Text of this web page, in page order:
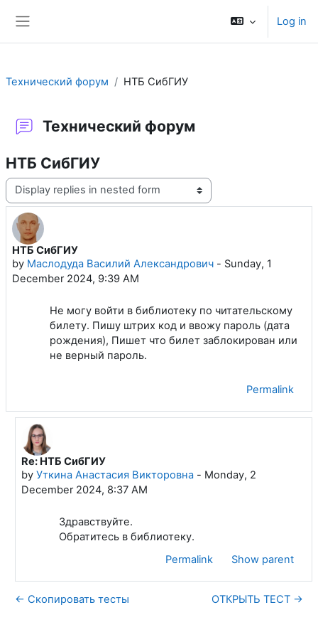
Log in
Технический форум НТБ СибГИУ
Технический форум
НТБ СибГИУ
Display mode
НТБ СибГИУ
by Маслодуда Василий Александрович - Sunday, 1
December 2024, 9:39 AM
Number of replies: 1
Не могу войти в библиотеку по читательскому
билету. Пишу штрих код и ввожу пароль (дата
рождения), Пишет что билет заблокирован или
не верный пароль.
Permalink
In reply to Маслодуда Василий Александрович
Re: НТБ СибГИУ
by Уткина Анастасия Викторовна- Monday, 2
December 2024, 8:37 AM
Здравствуйте.
Обратитесь в библиотеку.
Permalink
Show parent
← Скопировать тесты ОТКРЫТЬ ТЕСТ →